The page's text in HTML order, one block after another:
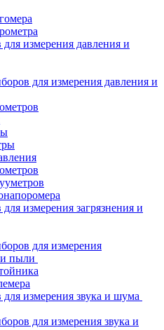
измерения давления и
для измерения давления и
измерения загрязнения и
для измерения
и пыли
измерения звука и шума
для измерения звука и